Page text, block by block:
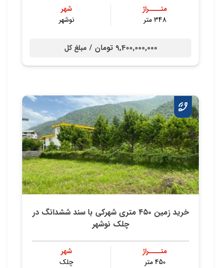
متــــراژ
348 متر
شهر
نوشهر
9,400,000,000 تومان / مبلغ کل
خريد زمين ٤٥٠ متري شهركي با سند ششدانگ در
چلك نوشهر
متــــراژ
450 متر
شهر
چلک